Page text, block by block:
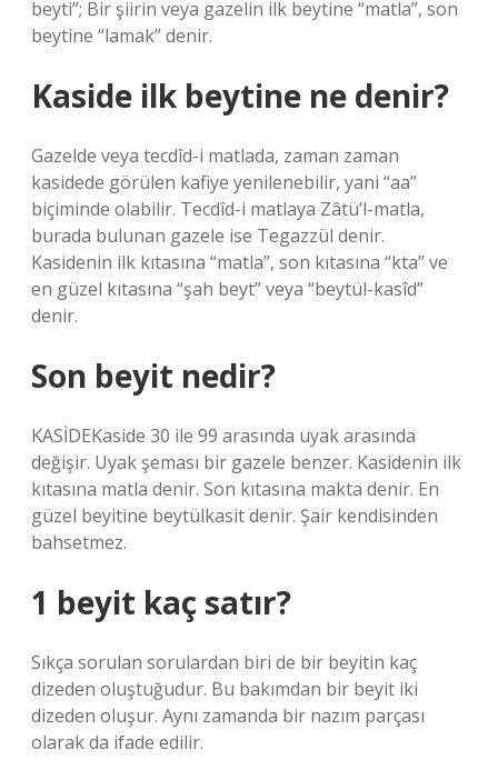
beyti”; Bir şiirin veya gazelin ilk beytine “matla”, son
beytine “lamak” denir.
Kaside ilk beytine ne denir?
Gazelde veya tecdîd-i matlada, zaman zaman
kasidede görülen kafiye yenilenebilir, yani “aa”
biçiminde olabilir. Tecdîd-i matlaya Zâtü’l-matla,
burada bulunan gazele ise Tegazzül denir.
Kasidenin ilk kıtasına “matla”, son kıtasına “kta” ve
en güzel kıtasına “şah beyt” veya “beytül-kasîd”
denir.
Son beyit nedir?
KASİDEKaside 30 ile 99 arasında uyak arasında
değişir. Uyak şeması bir gazele benzer. Kasidenin ilk
kıtasına matla denir. Son kıtasına makta denir. En
güzel beyitine beytülkasit denir. Şair kendisinden
bahsetmez.
1 beyit kaç satır?
Sıkça sorulan sorulardan biri de bir beyitin kaç
dizeden oluştuğudur. Bu bakımdan bir beyit iki
dizeden oluşur. Aynı zamanda bir nazım parçası
olarak da ifade edilir.